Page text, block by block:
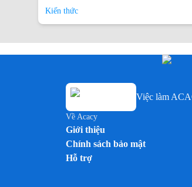
Kiến thức
Việc làm
Về Acacy
Giới thiệu
Chính sách bảo mật
Hỗ trợ